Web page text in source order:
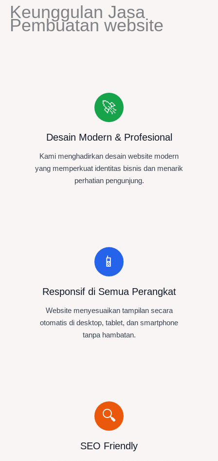
Keunggulan Jasa
Pembuatan website
🚀
Desain Modern & Profesional
Kami menghadirkan desain website modern
yang memperkuat identitas bisnis dan menarik
perhatian pengunjung.
📱
Responsif di Semua Perangkat
Website menyesuaikan tampilan secara
otomatis di desktop, tablet, dan smartphone
tanpa hambatan.
🔍
SEO Friendly